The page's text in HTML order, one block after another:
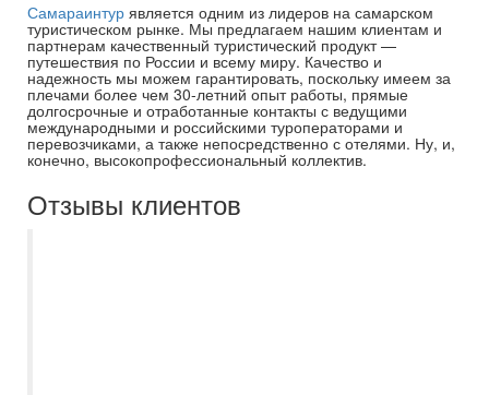
Самараинтур является одним из лидеров на самарском
туристическом рынке. Мы предлагаем нашим клиентам и
партнерам качественный туристический продукт —
путешествия по России и всему миру. Качество и
надежность мы можем гарантировать, поскольку имеем за
плечами более чем 30-летний опыт работы, прямые
долгосрочные и отработанные контакты с ведущими
международными и российскими туроператорами и
перевозчиками, а также непосредственно с отелями. Ну, и,
конечно, высокопрофессиональный коллектив.
Отзывы клиентов